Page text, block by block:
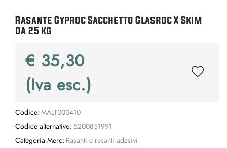
Rasante Gyproc Sacchetto Glasroc X Skim
da 25 kg
€ 35,30
(Iva esc.)
Codice: MALT000410
Codice alternativo: 5200851991
Categoria Merc: Rasanti e rasanti adesivi